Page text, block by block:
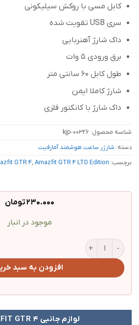
کابل مسی با روکش سیلیکونی
سری USB تقویت شده
داک شارژ آهنربایی
برق ورودی 5 وات
طول کابل 60 سانتی متر
شارژ کاملا ایمن
داک شارژ با کانکتور فلزی
شناسه محصول: kjp-00326
دسته: شارژر ساعت هوشمند آمازفیت
برچسب:
GTR 4, Amazfit GTR 4 LTD Edition
230.000تومان
موجود در انبار
کابل شارژر ساعت هوشمند Amazfit GTR 4 / 4 LTD Edition عدد
افزودن به سبد
لوازم جانبی AMAZFIT GTR 4